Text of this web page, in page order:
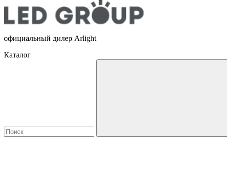
официальный дилер Arlight
Каталог